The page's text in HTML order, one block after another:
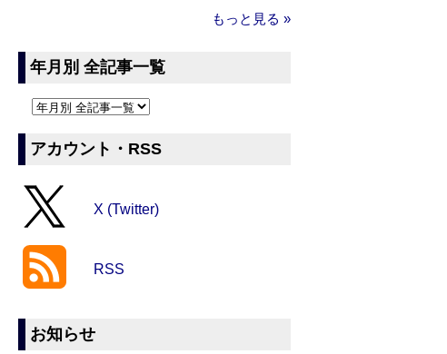
もっと見る »
年月別 全記事一覧
アカウント・RSS
X (Twitter)
RSS
お知らせ